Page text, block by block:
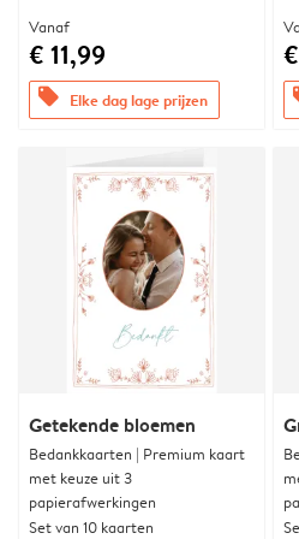
Vanaf
€ 11,99
offers Elke dag lage prijzen
Getekende bloemen
Bedankkaarten | Premium kaart
met keuze uit 3
papierafwerkingen
Set van 10 kaarten